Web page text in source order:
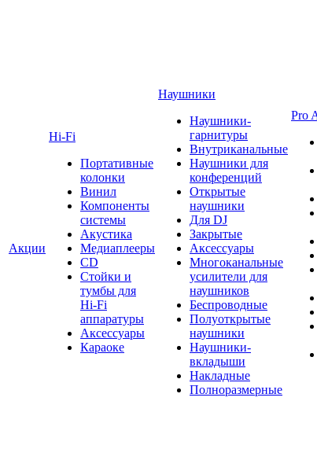
Акции
Hi-Fi
Портативные
колонки
Винил
Компоненты
системы
Акустика
Медиаплееры
CD
Стойки и
тумбы для
Hi-Fi
аппаратуры
Аксессуары
Караоке
Наушники
Наушники-
гарнитуры
Внутриканальные
Наушники для
конференций
Открытые
наушники
Для DJ
Закрытые
Аксессуары
Многоканальные
усилители для
наушников
Беспроводные
Полуоткрытые
наушники
Наушники-
вкладыши
Накладные
Полноразмерные
Pro